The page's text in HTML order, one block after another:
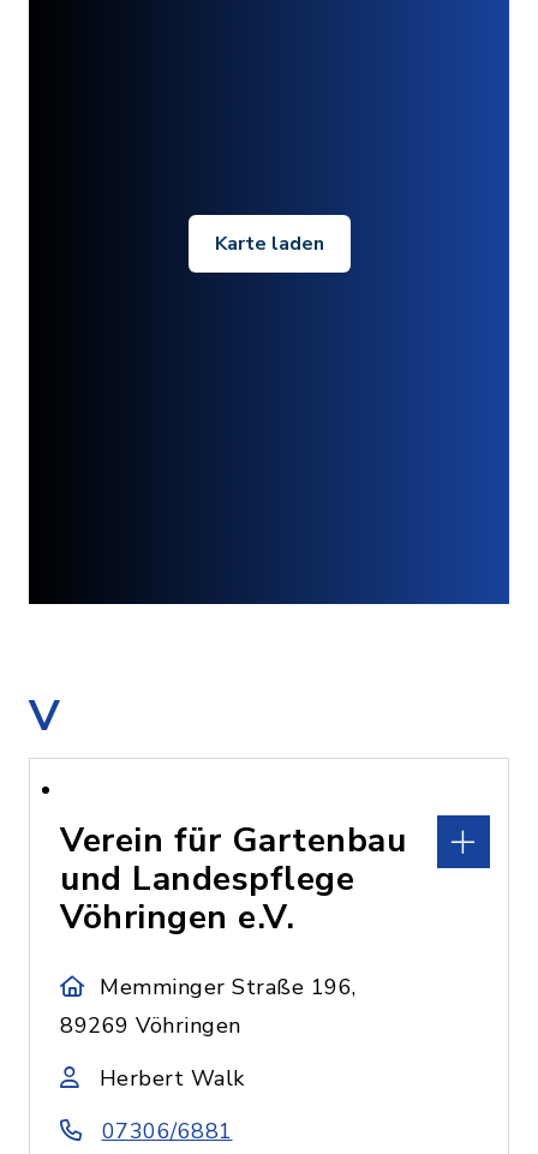
Karte laden
V
Verein für Gartenbau
und Landespflege
Vöhringen e.V.
Memminger Straße 196,
89269 Vöhringen
Herbert Walk
07306/6881